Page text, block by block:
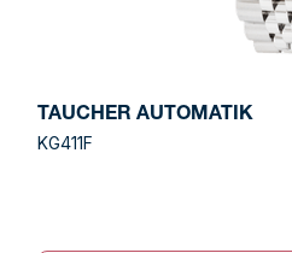
TAUCHER AUTOMATIK
KG411F